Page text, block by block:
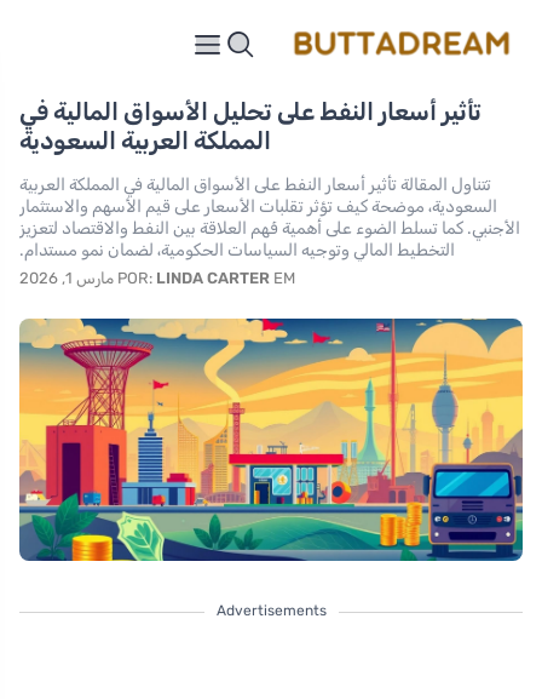
تأثير أسعار النفط على تحليل الأسواق المالية في
المملكة العربية السعودية
تتناول المقالة تأثير أسعار النفط على الأسواق المالية في المملكة العربية
السعودية، موضحة كيف تؤثر تقلبات الأسعار على قيم الأسهم والاستثمار
الأجنبي. كما تسلط الضوء على أهمية فَهم العلاقة بين النفط والاقتصاد لتعزيز
التخطيط المالي وتوجيه السياسات الحكومية، لضمان نمو مستدام.
POR: LINDA CARTER EM مارس 1, 2026
Advertisements